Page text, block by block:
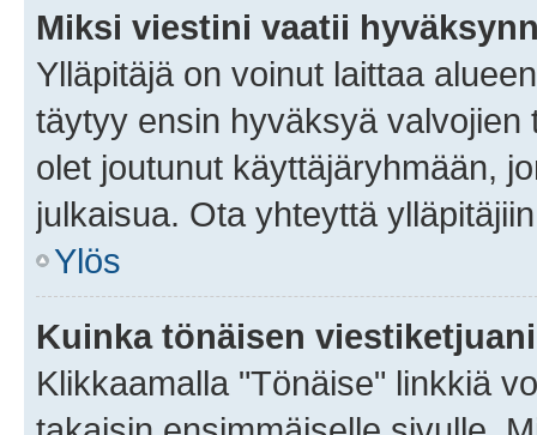
Miksi viestini vaatii
Ylläpitäjä on voinut laittaa
täytyy ensin hyväksyä
olet joutunut käyttäjäryhmään,
julkaisua. Ota yhteyttä
Ylös
Kuinka tönäisen
Klikkaamalla "Tönäise" linkkiä